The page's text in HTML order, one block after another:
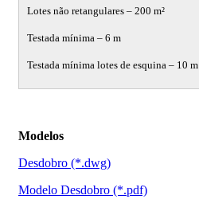
Lotes não retangulares – 200 m²
Testada mínima – 6 m
Testada mínima lotes de esquina – 10 m
Modelos
Desdobro (*.dwg)
Modelo Desdobro (*.pdf)